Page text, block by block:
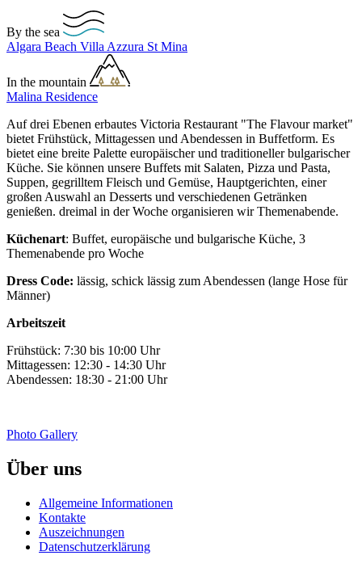
By the sea
Algara Beach Villa Azzura St Mina
In the mountain
Malina Residence
Auf drei Ebenen erbautes Victoria Restaurant "The Flavour market"
bietet Frühstück, Mittagessen und Abendessen in Buffetform. Es
bietet eine breite Palette europäischer und traditioneller bulgarischer
Küche. Sie können unsere Buffets mit Salaten, Pizza und Pasta,
Suppen, gegrilltem Fleisch und Gemüse, Hauptgerichten, einer
großen Auswahl an Desserts und verschiedenen Getränken
genießen. dreimal in der Woche organisieren wir Themenabende.
Küchenart: Buffet, europäische und bulgarische Küche, 3
Themenabende pro Woche
Dress Code: lässig, schick lässig zum Abendessen (lange Hose für
Männer)
Arbeitszeit
Frühstück: 7:30 bis 10:00 Uhr
Mittagessen: 12:30 - 14:30 Uhr
Abendessen: 18:30 - 21:00 Uhr
Photo Gallery
Über uns
Allgemeine Informationen
Kontakte
Auszeichnungen
Datenschutzerklärung